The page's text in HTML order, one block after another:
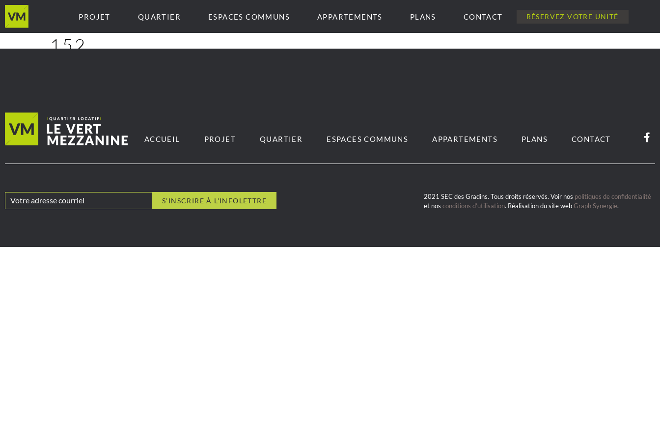
PROJET QUARTIER ESPACES COMMUNS APPARTEMENTS PLANS CONTACT RÉSERVEZ VOTRE UNITÉ
152
ACCUEIL PROJET QUARTIER ESPACES COMMUNS APPARTEMENTS PLANS CONTACT
2021 SEC des Gradins. Tous droits réservés. Voir nos politiques de confidentialité
et nosconditions d’utilisation. Réalisation du site webGraph Synergie.